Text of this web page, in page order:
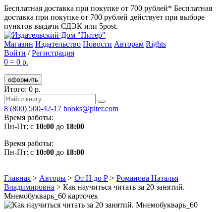
Бесплатная доставка при покупке от 700 рублей* Бесплатная
доставка при покупке от 700 рублей действует при выборе
пунктов выдачи СДЭК или 5post.
Магазин Издательство Новости Авторам Rights
Войти /Регистрация
0 = 0 р.
оформить
Итого: 0 р.
8 (800) 500-42-17 books@piter.com
Время работы:
Пн-Пт: с 10:00 до 18:00
Время работы:
Пн-Пт: с 10:00 до 18:00
Главная > Авторы > От Н до Р > Романова Наталья
Владимировна > Как научиться читать за 20 занятий.
Мнемобукварь_60 карточек